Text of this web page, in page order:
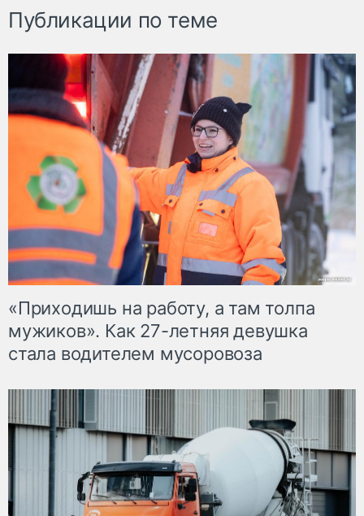
Публикации по теме
«Приходишь на работу, а там толпа
мужиков». Как 27-летняя девушка
стала водителем мусоровоза